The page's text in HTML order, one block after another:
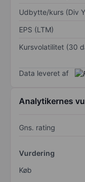
Udbytte/kurs (Div
EPS (LTM)
Kursvolatilitet (30
Data leveret af
Analytikernes
Gns. rating
Vurdering
Køb